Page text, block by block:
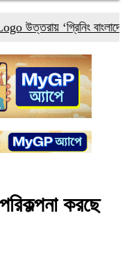
‘গ্রিনিং বাংলাদেশ’
করছে